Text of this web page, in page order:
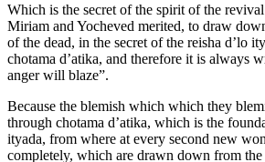
Which is the secret of the spirit of the
Miriam and Yocheved merited, to draw
of the dead, in the secret of the reisha d’lo
chotama d’atika, and therefore it is always
anger will blaze”.
Because the blemish which which they
through chotama d’atika, which is the
ityada, from where at every second new
completely, which are drawn down from